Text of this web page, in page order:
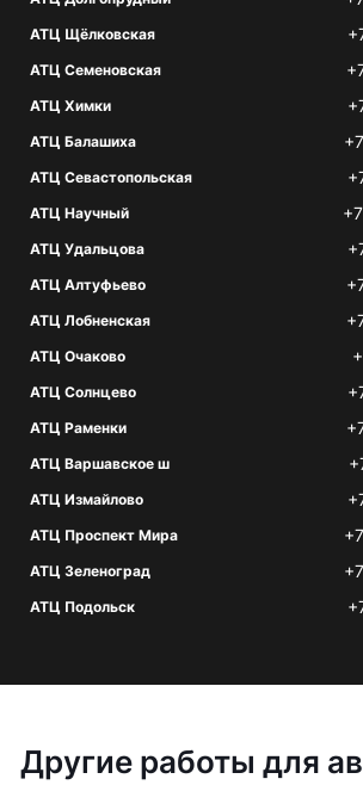
АТЦ Щёлковская
АТЦ Семеновская
АТЦ Химки
АТЦ Балашиха
АТЦ Севастопольская
АТЦ Научный
АТЦ Удальцова
АТЦ Алтуфьево
АТЦ Лобненская
АТЦ Очаково
АТЦ Солнцево
АТЦ Раменки
АТЦ Варшавское ш
АТЦ Измайлово
АТЦ Проспект Мира
АТЦ Зеленоград
АТЦ Подольск
Другие работы для